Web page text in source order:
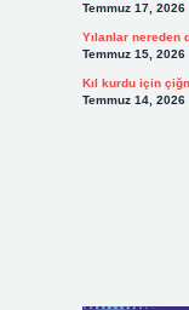
Temmuz 17, 2026
Yılanlar nereden
Temmuz 15, 2026
Kıl kurdu için
Temmuz 14, 2026